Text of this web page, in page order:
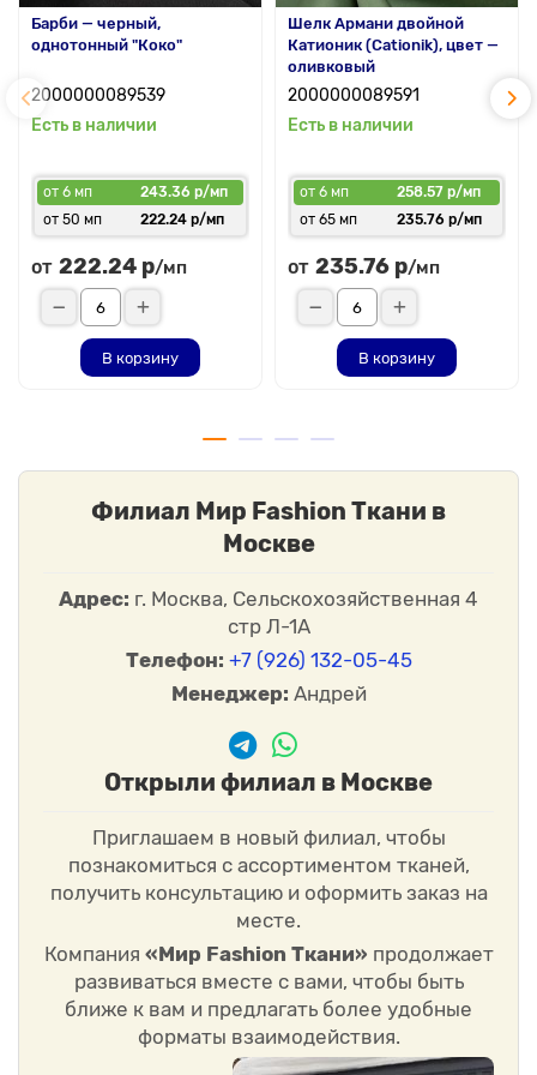
Барби — черный,
однотонный "Коко"
2000000089539
Есть в наличии
от 6 мп
243.36 р/мп
от 50 мп
222.24 р/мп
от 222.24 р/мп
В корзину
Шелк Армани двойной
Катионик (Cationik), цвет —
оливковый
2000000089591
Есть в наличии
от 6 мп
258.57 р/мп
от 65 мп
235.76 р/мп
от 235.76 р/мп
В корзину
Филиал Мир Fashion Ткани в
Москве
Адрес: г. Москва, Сельскохозяйственная 4
стр Л-1А
Телефон: +7 (926) 132-05-45
Менеджер: Андрей
Открыли филиал в Москве
Приглашаем в новый филиал, чтобы
познакомиться с ассортиментом тканей,
получить консультацию и оформить заказ на
месте.
Компания «Мир Fashion Ткани» продолжает
развиваться вместе с вами, чтобы быть
ближе к вам и предлагать более удобные
форматы взаимодействия.